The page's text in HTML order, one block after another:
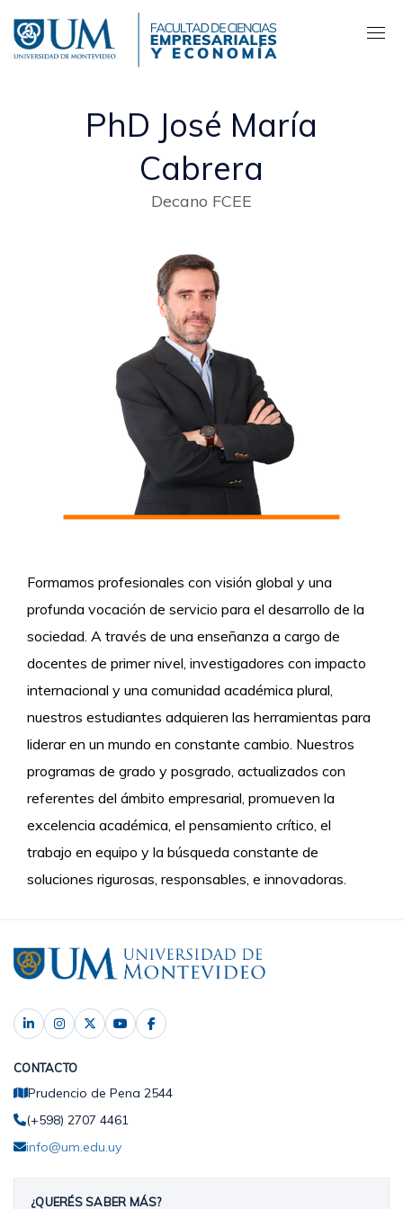
contenido
principal
PhD José María
Cabrera
Decano FCEE
Formamos profesionales con visión global y una
profunda vocación de servicio para el desarrollo de la
sociedad. A través de una enseñanza a cargo de
docentes de primer nivel, investigadores con impacto
internacional y una comunidad académica plural,
nuestros estudiantes adquieren las herramientas para
liderar en un mundo en constante cambio. Nuestros
programas de grado y posgrado, actualizados con
referentes del ámbito empresarial, promueven la
excelencia académica, el pensamiento crítico, el
trabajo en equipo y la búsqueda constante de
soluciones rigurosas, responsables, e innovadoras.
CONTACTO
Prudencio de Pena 2544
(+598) 2707 4461
info@um.edu.uy
¿QUERÉS SABER MÁS?